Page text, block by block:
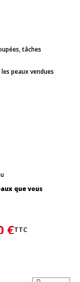
tâches
peaux vendues
que vous
€TTC